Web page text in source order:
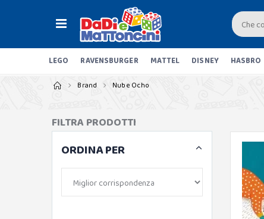
LEGO RAVENSBURGER MATTEL DISNEY HASBRO
Brand Nube Ocho
FILTRA PRODOTTI
ORDINA PER